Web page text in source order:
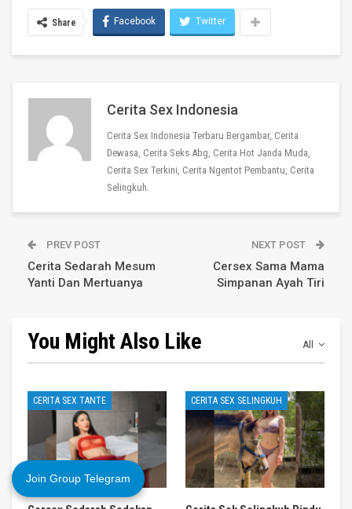
Share Facebook Twitter
Cerita Sex Indonesia
Cerita Sex Indonesia Terbaru Bergambar, Cerita
Dewasa, Cerita Seks Abg, Cerita Hot Janda Muda,
Cerita Sex Terkini, Cerita Ngentot Pembantu, Cerita
Selingkuh.
PREV POST
Cerita Sedarah Mesum
Yanti Dan Mertuanya
NEXT POST
Cersex Sama Mama
Simpanan Ayah Tiri
All
You Might Also Like
CERITA SEX TANTE CERITA SEX SELINGKUH
Join Group Telegram